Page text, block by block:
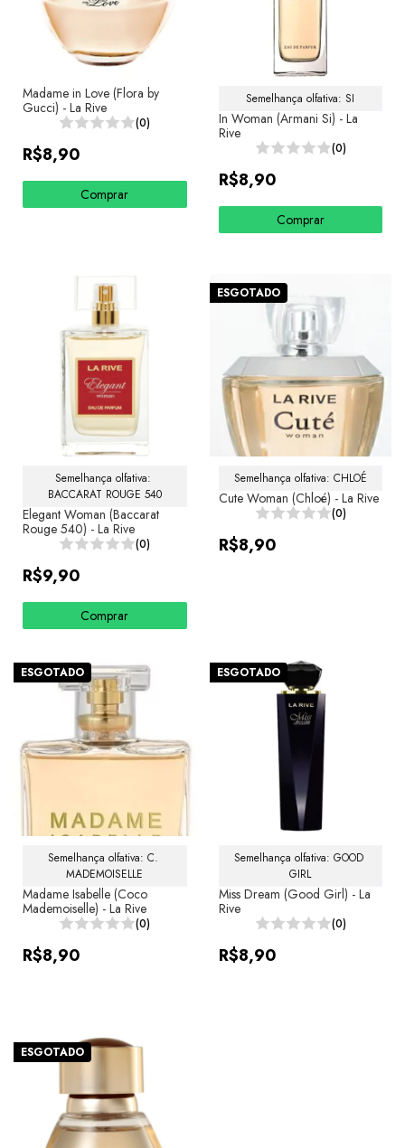
Madame in Love (Flora by
Gucci) - La Rive
(0)
R$8,90
Comprar
Semelhança olfativa: SI
In Woman (Armani Si) - La
Rive
(0)
R$8,90
Comprar
Semelhança olfativa:
BACCARAT ROUGE 540
Elegant Woman (Baccarat
Rouge 540) - La Rive
(0)
R$9,90
Comprar
ESGOTADO
Semelhança olfativa: CHLOÉ
Cute Woman (Chloé) - La Rive
(0)
R$8,90
ESGOTADO
Semelhança olfativa: C.
MADEMOISELLE
Madame Isabelle (Coco
Mademoiselle) - La Rive
(0)
R$8,90
ESGOTADO
Semelhança olfativa: GOOD
GIRL
Miss Dream (Good Girl) - La
Rive
(0)
R$8,90
ESGOTADO